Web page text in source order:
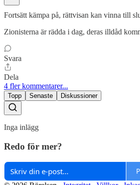
Fortsätt kämpa på, rättvisan kan vinna till
Zionisterna är rädda i dag, deras illdåd
Svara
Dela
4 fler kommentarer...
Topp Senaste Diskussioner
Inga inlägg
Redo för mer?